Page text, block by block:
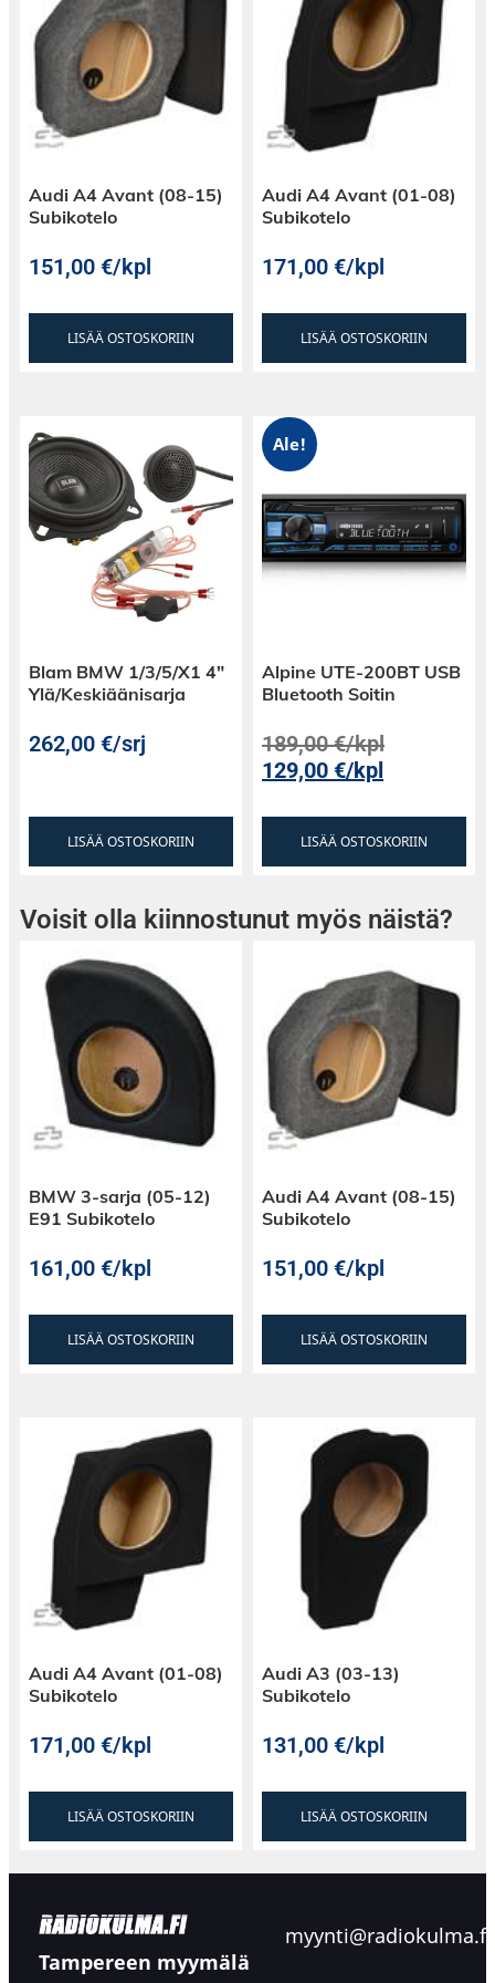
keskuslukituksen kytkimen (ei toimiteta
mukana)
Audi A4 Avant (08-15)
Subikotelo
151,00€/kpl
LISÄÄ OSTOSKORIIN
Audi A4 Avant (01-08)
Subikotelo
171,00€/kpl
LISÄÄ OSTOSKORIIN
Blam BMW 1/3/5/X1 4″
Ylä/Keskiäänisarja
262,00€/srj
LISÄÄ OSTOSKORIIN
Ale!
Alpine UTE-200BT USB
Bluetooth Soitin
189,00€/kpl
129,00€/kpl
LISÄÄ OSTOSKORIIN
Voisit olla kiinnostunut myös näistä?
BMW 3-sarja (05-12)
E91 Subikotelo
161,00€/kpl
LISÄÄ OSTOSKORIIN
Audi A4 Avant (08-15)
Subikotelo
151,00€/kpl
LISÄÄ OSTOSKORIIN
Audi A4 Avant (01-08)
Subikotelo
171,00€/kpl
LISÄÄ OSTOSKORIIN
Audi A3 (03-13)
Subikotelo
131,00€/kpl
LISÄÄ OSTOSKORIIN
Tampereen myymälä
myynti@radiokulma.fi